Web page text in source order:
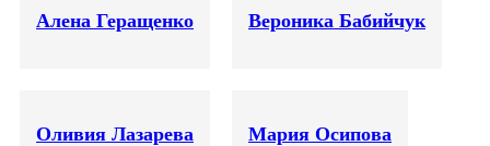
Алена Геращенко Вероника Бабийчук
Оливия Лазарева Мария Осипова